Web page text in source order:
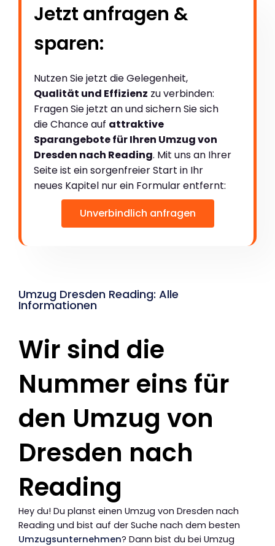
Jetzt anfragen &
sparen:
Nutzen Sie jetzt die Gelegenheit,
Qualität und Effizienz zu verbinden:
Fragen Sie jetzt an und sichern Sie sich
die Chance auf attraktive
Sparangebote für Ihren Umzug von
Dresden nach Reading. Mit uns an Ihrer
Seite ist ein sorgenfreier Start in Ihr
neues Kapitel nur ein Formular entfernt:
Unverbindlich anfragen
Umzug Dresden Reading: Alle
Informationen
Wir sind die
Nummer eins für
den Umzug von
Dresden nach
Reading
Hey du! Du planst einen Umzug von Dresden nach
Reading und bist auf der Suche nach dem besten
Umzugsunternehmen? Dann bist du bei Umzug